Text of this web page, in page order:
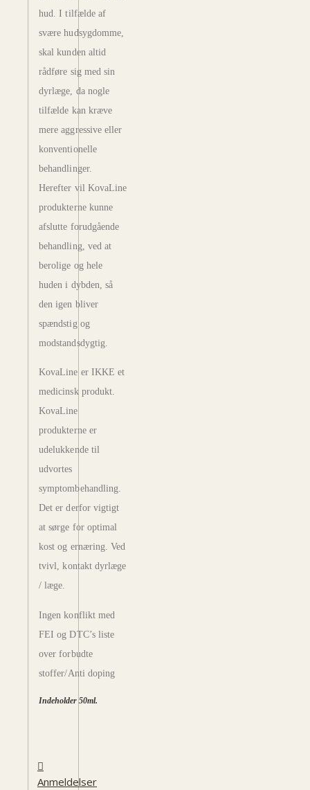
hud. I tilfælde af
svære hudsygdomme,
skal kunden altid
rådføre sig med sin
dyrlæge, da nogle
tilfælde kan kræve
mere aggressive eller
konventionelle
behandlinger.
Herefter vil KovaLine
produkterne kunne
afslutte forudgående
behandling, ved at
berolige og hele
huden i dybden, så
den igen bliver
spændstig og
modstandsdygtig.
KovaLine er IKKE et
medicinsk produkt.
KovaLine
produkterne er
udelukkende til
udvortes
symptombehandling.
Det er derfor vigtigt
at sørge for optimal
kost og ernæring. Ved
tvivl, kontakt dyrlæge
/ læge.
Ingen konflikt med
FEI og DTC’s liste
over forbudte
stoffer/Anti doping
Indeholder 50ml.
Anmeldelser